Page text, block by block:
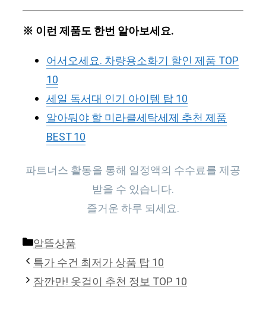
※ 이런 제품도 한번 알아보세요.
어서오세요. 차량용소화기 할인 제품 TOP
10
세일 독서대 인기 아이템 탑 10
알아둬야 할 미라클세탁세제 추천 제품
BEST 10
파트너스 활동을 통해 일정액의 수수료를 제공
받을 수 있습니다.
즐거운 하루 되세요.
Categories
알뜰상품
특가 수건 최저가 상품 탑 10
잠깐만! 옷걸이 추천 정보 TOP 10